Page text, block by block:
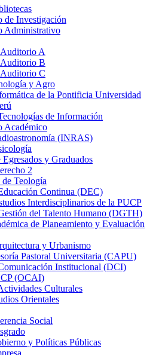
de Investigación
Administrativo
A
B
C
y Agro
de la Pontificia Universidad
de Información
Académico
(INRAS)
y Graduados
2
Teología
Continua (DEC)
Interdisciplinarios de la PUCP
del Talento Humano (DGTH)
de Planeamiento y Evaluación
y Urbanismo
Pastoral Universitaria (CAPU)
Institucional (DCI)
(OCAI)
Culturales
Orientales
Social
y Políticas Públicas